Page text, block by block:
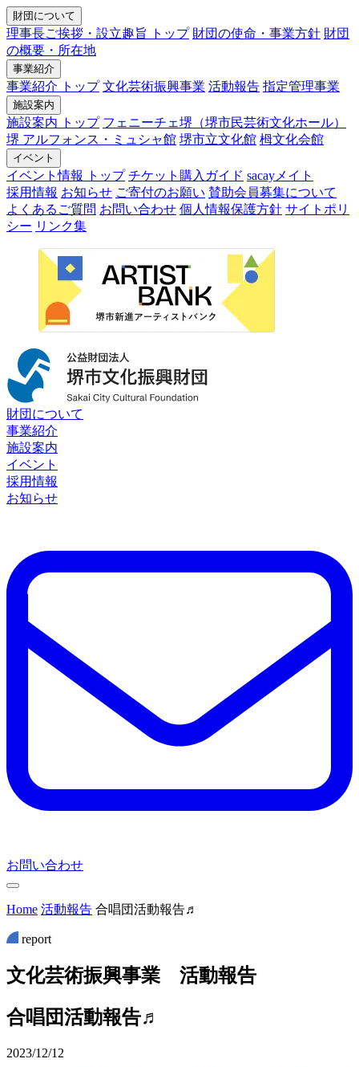
財団について
理事長ご挨拶・設立趣旨 トップ 財団の使命・事業方針 財団
の概要・所在地
事業紹介
事業紹介 トップ 文化芸術振興事業 活動報告 指定管理事業
施設案内
施設案内 トップ フェニーチェ堺（堺市民芸術文化ホール）
堺 アルフォンス・ミュシャ館 堺市立文化館 栂文化会館
イベント
イベント情報 トップ チケット購入ガイド sacayメイト
採用情報 お知らせ ご寄付のお願い 賛助会員募集について
よくあるご質問 お問い合わせ 個人情報保護方針 サイトポリ
シー リンク集
財団について
事業紹介
施設案内
イベント
採用情報
お知らせ
お問い合わせ
Home 活動報告 合唱団活動報告♬
report
文化芸術振興事業 活動報告
合唱団活動報告♬
2023/12/12